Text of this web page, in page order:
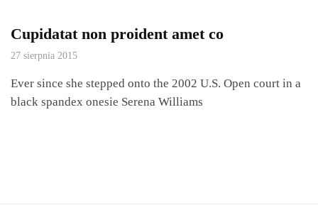
Cupidatat non proident amet co
27 sierpnia 2015
Ever since she stepped onto the 2002 U.S. Open court in a
black spandex onesie Serena Williams